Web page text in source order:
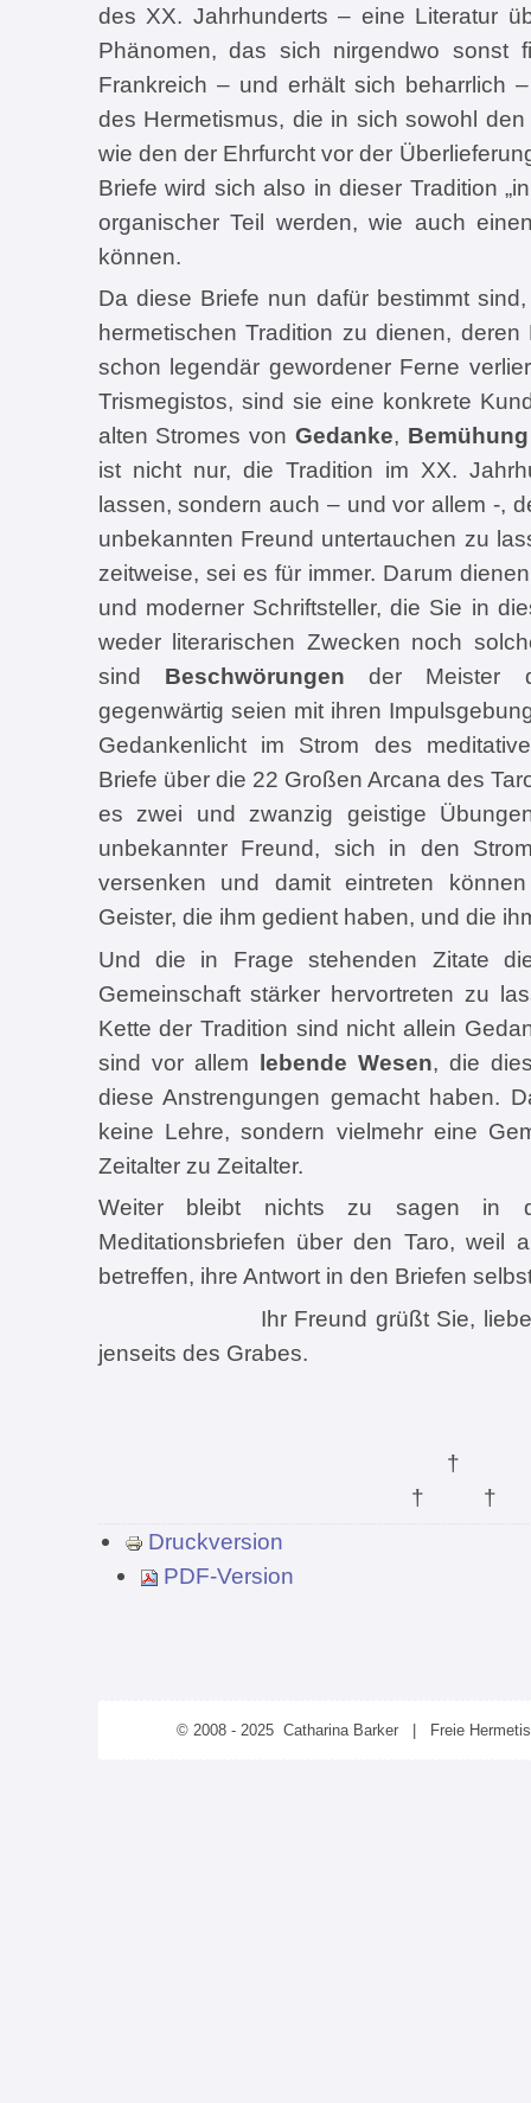
des XX. Jahrhunderts – eine Literatur
Phänomen, das sich nirgendwo sonst
Frankreich – und erhält sich beharrlich
des Hermetismus, die in sich sowohl
wie den der Ehrfurcht vor der
Briefe wird sich also in dieser Tradition
organischer Teil werden, wie auch
können.
Da diese Briefe nun dafür bestimmt
hermetischen Tradition zu dienen,
schon legendär gewordener Ferne
Trismegistos, sind sie eine konkrete
alten Stromes von Gedanke, Bemühung
ist nicht nur, die Tradition im XX.
lassen, sondern auch – und vor allem -,
unbekannten Freund untertauchen zu
zeitweise, sei es für immer. Darum
und moderner Schriftsteller, die Sie in
weder literarischen Zwecken noch
sind Beschwörungen der Meister
gegenwärtig seien mit ihren
Gedankenlicht im Strom des
Briefe über die 22 Großen Arcana des
es zwei und zwanzig geistige
unbekannter Freund, sich in den
versenken und damit eintreten
Geister, die ihm gedient haben, und die
Und die in Frage stehenden Zitate
Gemeinschaft stärker hervortreten zu
Kette der Tradition sind nicht allein
sind vor allem lebende Wesen, die
diese Anstrengungen gemacht haben.
keine Lehre, sondern vielmehr eine
Zeitalter zu Zeitalter.
Weiter bleibt nichts zu sagen in
Meditationsbriefen über den Taro, weil
betreffen, ihre Antwort in den Briefen
Ihr Freund grüßt Sie, lieber
jenseits des Grabes.
†
† †
Druckversion
PDF-Version
© 2008 - 2025 Catharina Barker | Freie